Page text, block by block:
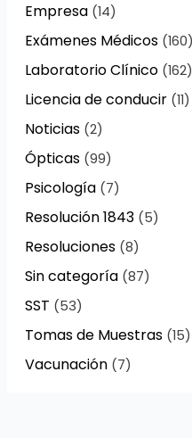
Empresa(14)
Exámenes Médicos(160)
Laboratorio Clínico(162)
Licencia de conducir(11)
Noticias(2)
Ópticas(99)
Psicología(7)
Resolución 1843(5)
Resoluciones(8)
Sin categoría(87)
SST (53)
Tomas de Muestras(15)
Vacunación(7)